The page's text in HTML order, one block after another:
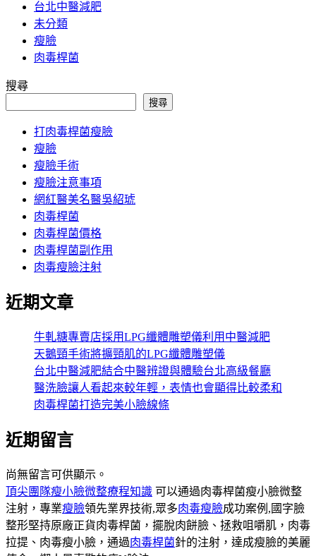
台北中醫減肥
未分類
瘦臉
肉毒桿菌
搜尋
搜尋
打肉毒桿菌瘦臉
瘦臉
瘦臉手術
瘦臉注意事項
網紅醫美名醫吳紹琥
肉毒桿菌
肉毒桿菌價格
肉毒桿菌副作用
肉毒瘦臉注射
近期文章
牛軋糖專賣店採用LPG纖體雕塑儀利用中醫減肥
天鵝頸手術將擴頸肌的LPG纖體雕塑儀
台北中醫減肥結合中醫辨證與體驗台北高級餐廳
醫洗臉讓人看起來較年輕，表情也會顯得比較柔和
肉毒桿菌打造完美小臉線條
近期留言
尚無留言可供顯示。
頂尖團隊瘦小臉微整療程知識 可以通過肉毒桿菌瘦小臉微整
注射，專業瘦臉領先業界技術,眾多肉毒瘦臉成功案例,國字臉
整形堅持原廠正貨肉毒桿菌，擺脫肉餅臉、拯救咀嚼肌，肉毒
拉提、肉毒瘦小臉，通過肉毒桿菌針的注射，達成瘦臉的美麗